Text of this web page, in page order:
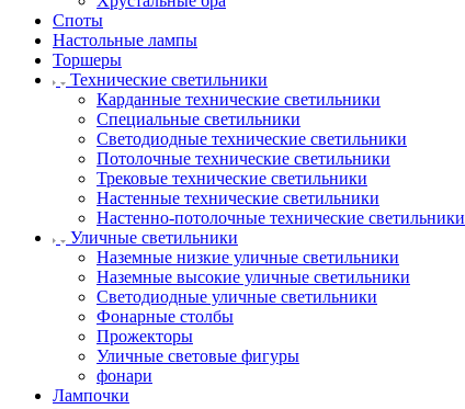
Споты
Настольные лампы
Торшеры
Технические светильники
Карданные технические светильники
Специальные светильники
Светодиодные технические светильники
Потолочные технические светильники
Трековые технические светильники
Настенные технические светильники
Настенно-потолочные технические светильники
Уличные светильники
Наземные низкие уличные светильники
Наземные высокие уличные светильники
Светодиодные уличные светильники
Фонарные столбы
Прожекторы
Уличные световые фигуры
фонари
Лампочки